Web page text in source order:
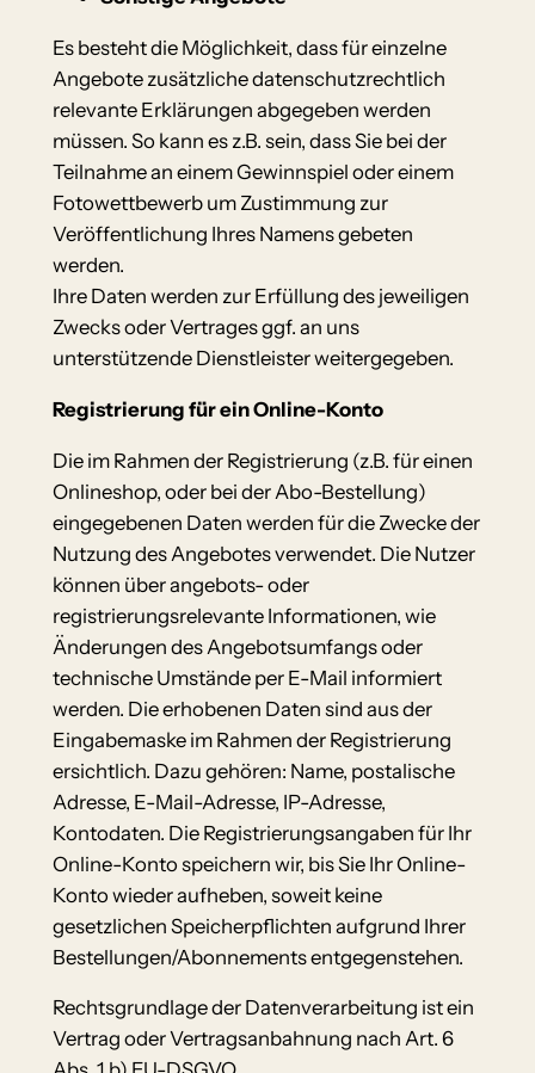
Es besteht die Möglichkeit, dass für einzelne
Angebote zusätzliche datenschutzrechtlich
relevante Erklärungen abgegeben werden
müssen. So kann es z.B. sein, dass Sie bei der
Teilnahme an einem Gewinnspiel oder einem
Fotowettbewerb um Zustimmung zur
Veröffentlichung Ihres Namens gebeten
werden.
Ihre Daten werden zur Erfüllung des jeweiligen
Zwecks oder Vertrages ggf. an uns
unterstützende Dienstleister weitergegeben.
Registrierung für ein Online-Konto
Die im Rahmen der Registrierung (z.B. für einen
Onlineshop, oder bei der Abo-Bestellung)
eingegebenen Daten werden für die Zwecke der
Nutzung des Angebotes verwendet. Die Nutzer
können über angebots- oder
registrierungsrelevante Informationen, wie
Änderungen des Angebotsumfangs oder
technische Umstände per E-Mail informiert
werden. Die erhobenen Daten sind aus der
Eingabemaske im Rahmen der Registrierung
ersichtlich. Dazu gehören: Name, postalische
Adresse, E-Mail-Adresse, IP-Adresse,
Kontodaten. Die Registrierungsangaben für Ihr
Online-Konto speichern wir, bis Sie Ihr Online-
Konto wieder aufheben, soweit keine
gesetzlichen Speicherpflichten aufgrund Ihrer
Bestellungen/Abonnements entgegenstehen.
Rechtsgrundlage der Datenverarbeitung ist ein
Vertrag oder Vertragsanbahnung nach Art. 6